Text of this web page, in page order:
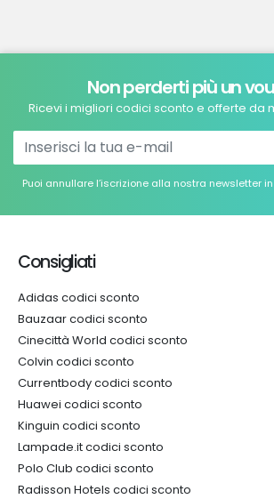
Non perderti più un
Ricevi i migliori codici sconto e offerte da
Puoi annullare l’iscrizione alla nostra newsletter
Consigliati
Adidas codici sconto
Bauzaar codici sconto
Cinecittà World codici sconto
Colvin codici sconto
Currentbody codici sconto
Huawei codici sconto
Kinguin codici sconto
Lampade.it codici sconto
Polo Club codici sconto
Radisson Hotels codici sconto